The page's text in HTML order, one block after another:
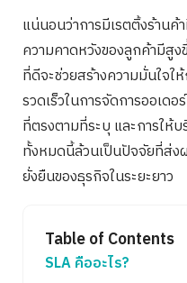
แน่นอนว่าการมีเรตติ้งร้านค้
ความคาดหวังของลูกค้ามีสูง
ที่ดีจะช่วยสร้างความมั่นใจใ
รวดเร็วในการจัดการออเ
ที่ตรงตามที่ระบุ และการให้
ทั้งหมดนี้ล้วนเป็นปัจจัยที่ส่ง
ยั่งยืนของธุรกิจในระยะยาว
Table of Contents
SLA คืออะไร?